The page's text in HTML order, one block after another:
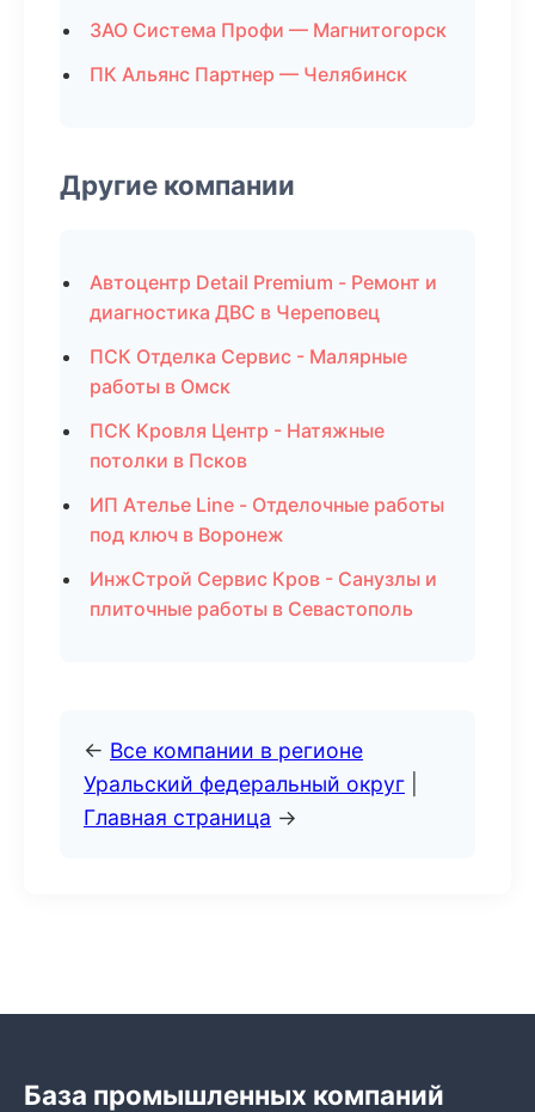
ЗАО Система Профи — Магнитогорск
ПК Альянс Партнер — Челябинск
Другие компании
Автоцентр Detail Premium - Ремонт и
диагностика ДВС в Череповец
ПСК Отделка Сервис - Малярные
работы в Омск
ПСК Кровля Центр - Натяжные
потолки в Псков
ИП Ателье Line - Отделочные работы
под ключ в Воронеж
ИнжСтрой Сервис Кров - Санузлы и
плиточные работы в Севастополь
← Все компании в регионе
Уральский федеральный округ
Главная страница →
База промышленных компаний